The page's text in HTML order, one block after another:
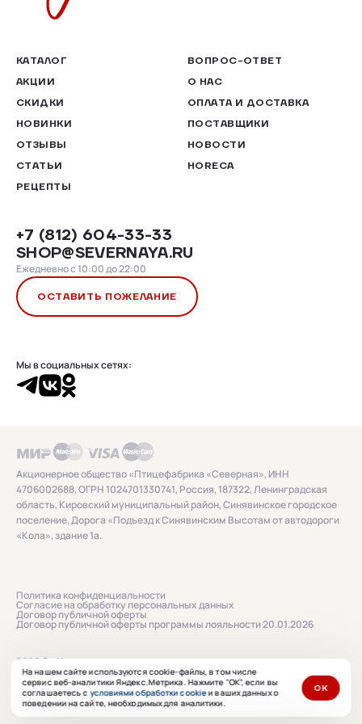
КАТАЛОГ
АКЦИИ
СКИДКИ
НОВИНКИ
ОТЗЫВЫ
СТАТЬИ
РЕЦЕПТЫ
ВОПРОС-ОТВЕТ
О НАС
ОПЛАТА И ДОСТАВКА
ПОСТАВЩИКИ
НОВОСТИ
HORECA
Мы в социальных сетях:
+7 (812) 604-33-33
SHOP@SEVERNAYA.RU
Ежедневно с 10:00 до 22:00
ОСТАВИТЬ ПОЖЕЛАНИЕ
Сайт сделан вibrush.ru
Политика конфиденциальности
Согласие на обработку персональных данных
Договор публичной оферты
Договор публичной оферты программы лояльности 20.01.2026
2026 © «Нашенька»
Акционерное общество «Птицефабрика «Северная», ИНН
4706002688, ОГРН 1024701330741, Россия, 187322, Ленинградская
область, Кировский муниципальный район, Синявинское городское
поселение, Дорога «Подъезд к Синявинским Высотам от автодороги
«Кола», здание 1а.
На нашем сайте используются cookie-файлы, в том числе
сервис веб-аналитики Яндекс.Метрика. Нажмите "ОК", если вы
соглашаетесь с условиями обработки cookieи ваших данных о
поведении на сайте, необходимых для аналитики.
ОК